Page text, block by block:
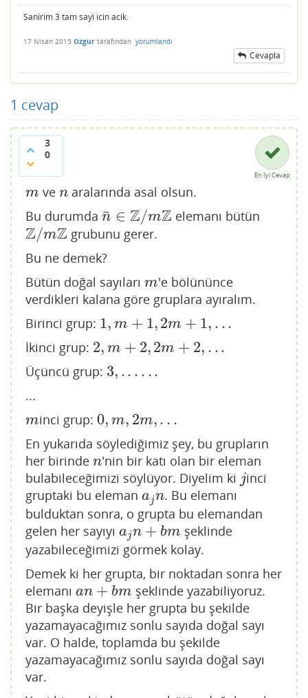
Sanirim 3 tam sayi icin acik.
17 Nisan 2015 Ozgur tarafından yorumlandı
Cevapla
1 cevap
3
0
En İyi Cevap
m
m ven
n aralarında asal olsun.
Bu durumda n
¯ ∈ Z/mZ
n¯ ∈ Z/mZ elemanı bütün
Z/mZ
Z/mZ
grubunu gerer.
Bu ne demek?
Bütün doğal sayıları m
m'e bölününce
verdikleri kalana göre gruplara ayıralım.
Birinci grup: 1, m + 1,2m + 1, . ..
1,m+ 1,2 m+1,...
İkinci grup: 2, m + 2,2m + 2, . ..
2,m+ 2,2 m+2,...
Üçüncü grup: 3, .. . . ..
3,. .. .. .
...
m
minci grup:0, m, 2m,. . .
0,m,2m,...
En yukarıda söylediğimiz şey, bu grupların
her birinde n
n'nin bir katı olan bir eleman
bulabileceğimizi söylüyor. Diyelim ki j
jinci
gruptaki bu eleman ajn
ajn . Bu elemanı
bulduktan sonra, o grupta bu elemandan
gelen her sayıyı ajn + bm
ajn+ bm
şeklinde
yazabileceğimizi görmek kolay.
Demek ki her grupta, bir noktadan sonra her
elemanı an + bm
an+ bm
şeklinde yazabiliyoruz.
Bir başka deyişle her grupta bu şekilde
yazamayacağımız sonlu sayıda doğal sayı
var. O halde, toplamda bu şekilde
yazamayacağımız sonlu sayıda doğal sayı
var.